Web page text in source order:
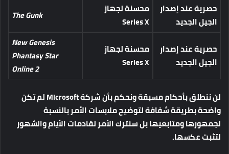
حصرية عند إصدار
الجيل الجديد
محسنة لجهاز
Series X
The Gunk
حصرية عند إصدار
الجيل الجديد
محسنة لجهاز
Series X
New Genesis
Phantasy Star
Online 2
لن ننطلق بأحكام مسبقة ونحكم بأن شركة Microsoft لم تكن
واضحة بطريقة شفافة لتوضيح ملابسات الأمر بالنسبة
لجمهورها ومتابعيها بل سنترك الأمر لقادمات الأيام والشهور
لتثبت عكسها.